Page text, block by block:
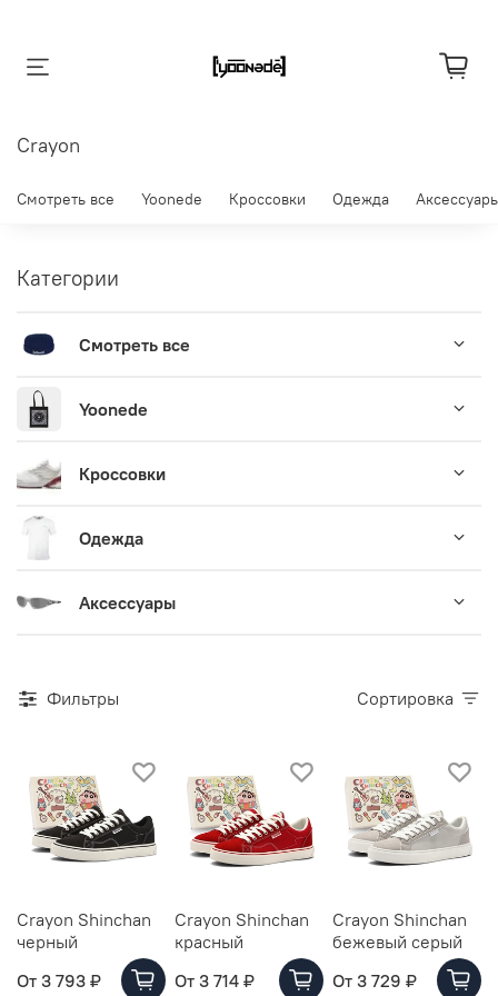
Crayon
Смотреть все Yoonede Кроссовки Одежда
Категории
Смотреть все
Yoonede
Кроссовки
Одежда
Аксессуары
Фильтры Сортировка
Crayon Shinchan
черный
От 3 793 ₽
Crayon Shinchan
красный
От 3 714 ₽
Crayon Shinchan
бежевый серый
От 3 729 ₽